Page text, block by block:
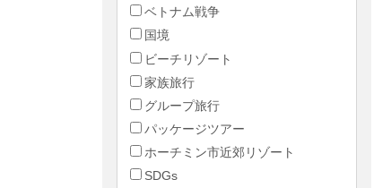
ベトナム戦争
国境
ビーチリゾート
家族旅行
グループ旅行
パッケージツアー
ホーチミン市近郊リゾート
SDGs